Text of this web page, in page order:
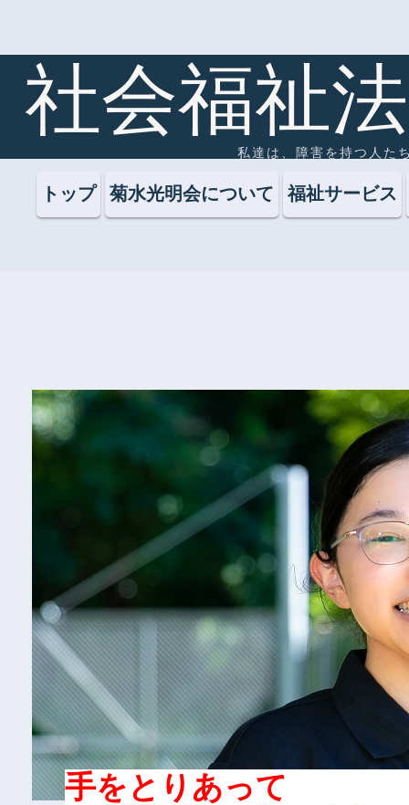
社会福祉
私達は、障害を持つ人た
トップ 菊水光明会について 福祉サービス
手をとりあって